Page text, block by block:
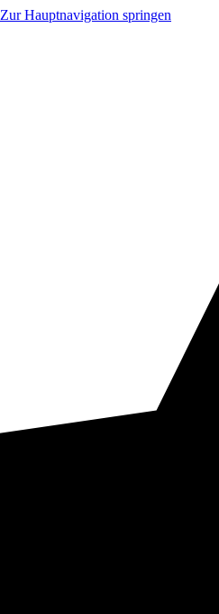
Zur Hauptnavigation springen